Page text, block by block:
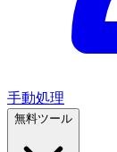
手動処理
無料ツール